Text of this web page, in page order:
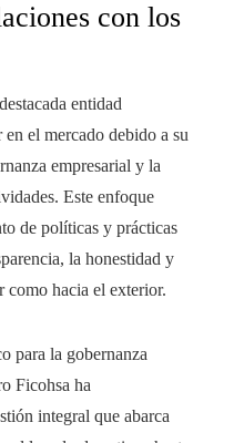
con los
entidad
el mercado debido a su
empresarial y la
Este enfoque
de políticas y prácticas
la honestidad y
como hacia el exterior.
para la gobernanza
Ficohsa ha
integral que abarca